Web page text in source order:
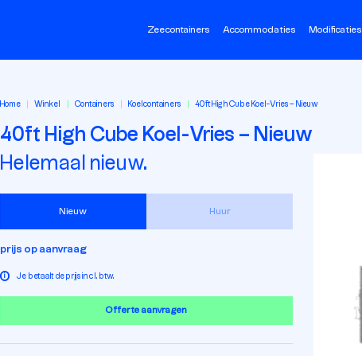
Zeecontainers Accommodaties Modificaties
Home Winkel Containers Koelcontainers 40ft High Cube Koel-Vries – Nieuw
40ft High Cube Koel-Vries – Nieuw
Helemaal nieuw.
Nieuw Huur
prijs op aanvraag
i Je betaalt de prijs incl. btw.
Offerte aanvragen